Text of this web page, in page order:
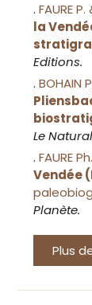
. FAURE
la
Editions.
. BOHAIN
Le
. FAURE
Vendée
Planète.
Plus